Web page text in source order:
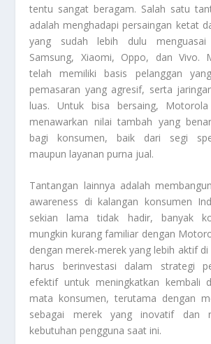
tentu sangat beragam. Salah satu
adalah menghadapi persaingan ketat
yang sudah lebih dulu
Samsung, Xiaomi, Oppo, dan Vivo.
telah memiliki basis pelanggan
pemasaran yang agresif, serta
luas. Untuk bisa bersaing,
menawarkan nilai tambah yang
bagi konsumen, baik dari segi
maupun layanan purna jual.
Tantangan lainnya adalah
awareness di kalangan konsumen
sekian lama tidak hadir, banyak
mungkin kurang familiar dengan
dengan merek-merek yang lebih aktif
harus berinvestasi dalam strategi
efektif untuk meningkatkan kembali
mata konsumen, terutama dengan
sebagai merek yang inovatif dan
kebutuhan pengguna saat ini.